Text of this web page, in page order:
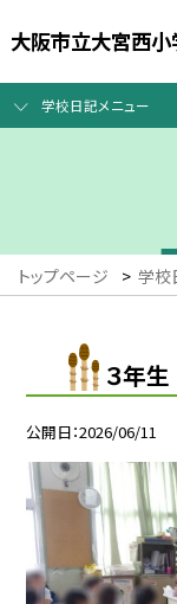
大阪市立大宮西
学校日記メニュー
トップページ > 学校
３年
公開日 2026/06/11